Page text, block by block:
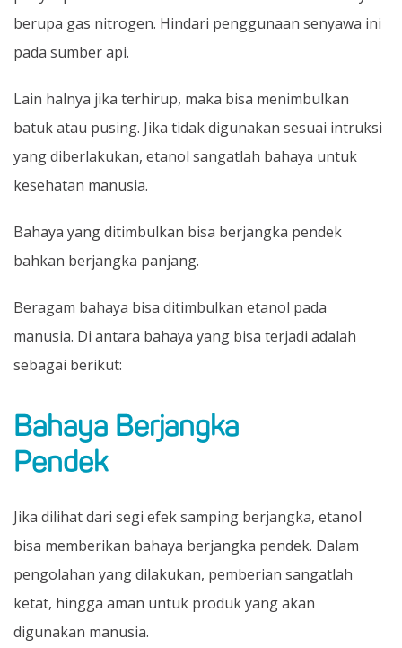
berupa gas nitrogen. Hindari penggunaan senyawa ini
pada sumber api.
Lain halnya jika terhirup, maka bisa menimbulkan
batuk atau pusing. Jika tidak digunakan sesuai intruksi
yang diberlakukan, etanol sangatlah bahaya untuk
kesehatan manusia.
Bahaya yang ditimbulkan bisa berjangka pendek
bahkan berjangka panjang.
Beragam bahaya bisa ditimbulkan etanol pada
manusia. Di antara bahaya yang bisa terjadi adalah
sebagai berikut:
Bahaya Berjangka
Pendek
Jika dilihat dari segi efek samping berjangka, etanol
bisa memberikan bahaya berjangka pendek. Dalam
pengolahan yang dilakukan, pemberian sangatlah
ketat, hingga aman untuk produk yang akan
digunakan manusia.